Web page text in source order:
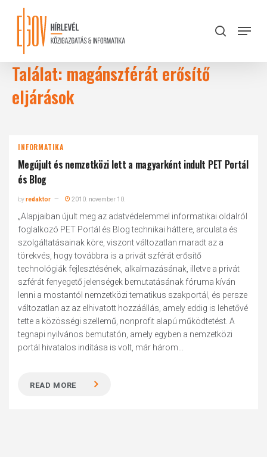
content
search
Menu
Találat: magánszférát erősítő
eljárások
INFORMATIKA
Megújult és nemzetközi lett a magyarként indult PET Portál
és Blog
byredaktor 2010. november 10.
„Alapjaiban újult meg az adatvédelemmel informatikai oldalról
foglalkozó PET Portál és Blog technikai háttere, arculata és
szolgáltatásainak köre, viszont változatlan maradt az a
törekvés, hogy továbbra is a privát szférát erősítő
technológiák fejlesztésének, alkalmazásának, illetve a privát
szférát fenyegető jelenségek bemutatásának fóruma kíván
lenni a mostantól nemzetközi tematikus szakportál, és persze
változatlan az az elhivatott hozzáállás, amely eddig is lehetővé
tette a közösségi szellemű, nonprofit alapú működtetést. A
tegnapi nyilvános bemutatón, amely egyben a nemzetközi
portál hivatalos indítása is volt, már három...
READ MORE
Close